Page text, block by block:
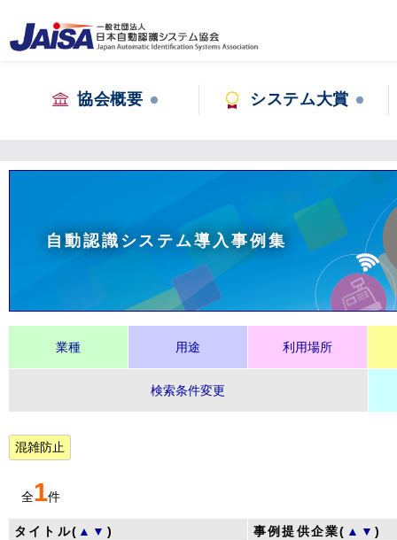
協会概要 システム大賞
自動認識システム導入事例集
業種 用途 利用場所
検索条件変更
混雑防止
全1件
タイトル( ▲ ▼ ) 事例提供企業( ▲ ▼)